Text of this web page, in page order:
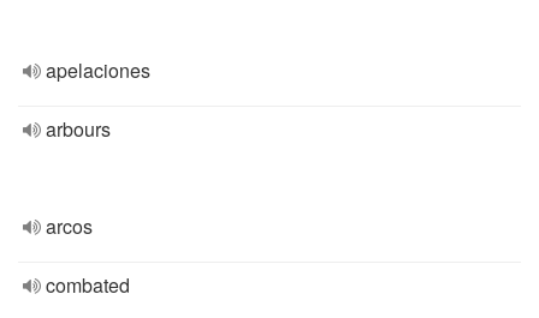
apelaciones
arbours
arcos
combated